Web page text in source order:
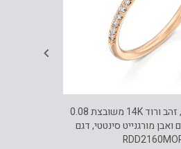
טבעת יהלומים, זהב ורוד 14K משובצת 0.08
ואבן מורגנייט סינטטי, דגם